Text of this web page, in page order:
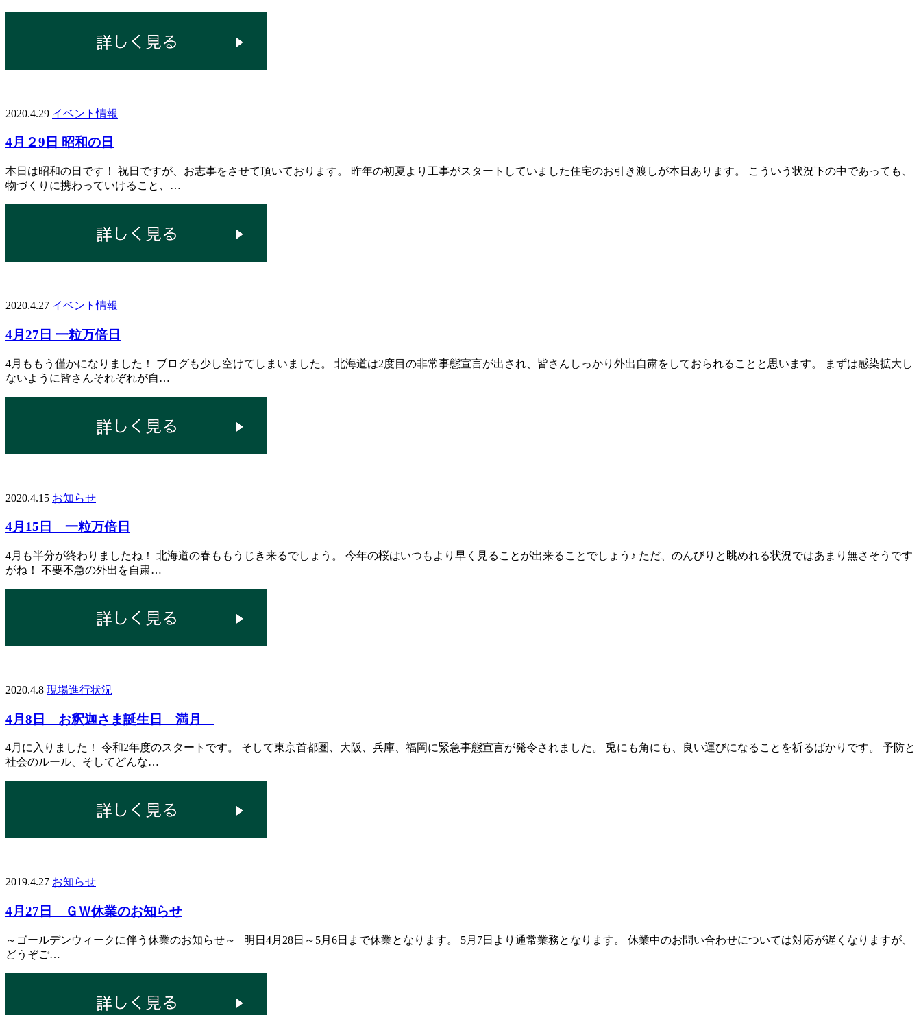
2020.4.29 イベント情報
4月２9日 昭和の日
本日は昭和の日です！ 祝日ですが、お志事をさせて頂いております。 昨年の初夏より工事がスタートしていました住宅のお引き渡しが本日あります。 こういう状況下の中であっても、
物づくりに携わっていけること、…
2020.4.27 イベント情報
4月27日 一粒万倍日
4月ももう僅かになりました！ ブログも少し空けてしまいました。 北海道は2度目の非常事態宣言が出され、皆さんしっかり外出自粛をしておられることと思います。 まずは感染拡大し
ないように皆さんそれぞれが自…
2020.4.15 お知らせ
4月15日 一粒万倍日
4月も半分が終わりましたね！ 北海道の春ももうじき来るでしょう。 今年の桜はいつもより早く見ることが出来ることでしょう♪ ただ、のんびりと眺めれる状況ではあまり無さそうです
がね！ 不要不急の外出を自粛…
2020.4.8 現場進行状況
4月8日 お釈迦さま誕生日 満月
4月に入りました！ 令和2年度のスタートです。 そして東京首都圏、大阪、兵庫、福岡に緊急事態宣言が発令されました。 兎にも角にも、良い運びになることを祈るばかりです。 予防と
社会のルール、そしてどんな…
2019.4.27 お知らせ
4月27日 ＧＷ休業のお知らせ
～ゴールデンウィークに伴う休業のお知らせ～ 明日4月28日～5月6日まで休業となります。 5月7日より通常業務となります。 休業中のお問い合わせについては対応が遅くなりますが、
どうぞご…